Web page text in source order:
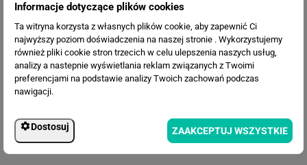
Fototapeta Liście palmy
Informacje dotyczące plików cookies
Ta witryna korzysta z własnych plików cookie, aby zapewnić Ci
najwyższy poziom doświadczenia na naszej stronie . Wykorzystujemy
również pliki cookie stron trzecich w celu ulepszenia naszych usług,
analizy a nastepnie wyświetlania reklam związanych z Twoimi
preferencjami na podstawie analizy Twoich zachowań podczas
nawigacji.
Dostosuj ZAAKCEPTUJ WSZYSTKIE